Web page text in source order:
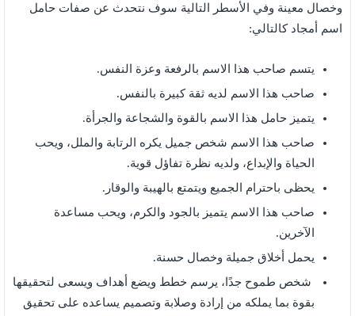
وخصال معينة وفي الأسطر التالية سوف نتحدث عن صفات حامل
اسم أمجاد كالتالي:
يتسم صاحب هذا الاسم بالرفعة وعزة النفس.
صاحب هذا الاسم لديه ثقة كبيرة بالنفس.
يتميز حامل هذا الاسم بالقوة والشجاعة والجرأة.
صاحب هذا الاسم شخص جميل يكره الرتابة والملل، ويحب
الحياة والإبداع، ولديه نظرة تفاؤل قوية.
يحظى باحترام الجميع ويتمتع بالهيبة والوقار.
صاحب هذا الاسم يتميز بالجود والكرم، ويحب مساعدة
الآخرين.
يحمل أخلاق جميلة وخصال حسنة.
شخص طموح جدًا، يرسم خطط ويضع أهداف ويسعى لتحقيقها
بقوة بما يملكه من إرادة وصلابة وتصميم يساعده على تحقيق